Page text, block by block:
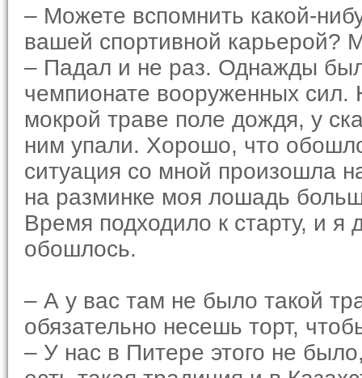
– Можете вспомнить какой-
вашей спортивной карьерой?
– Падал и не раз. Однажды
чемпионате вооруженных сил.
мокрой траве поле дождя, у
ним упали. Хорошо, что
ситуация со мной произошла
на разминке моя лошадь
Время подходило к старту, и я
обошлось.
– А у вас там не было такой
обязательно несешь торт,
– У нас в Питере этого не